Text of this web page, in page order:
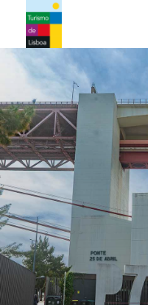
Logo de Turismo de